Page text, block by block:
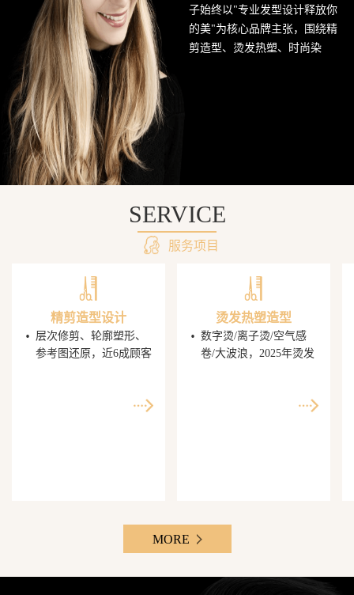
方
网
站
子始终以"专业发型设计释放你
的美"为核心品牌主张，围绕精
剪造型、烫发热塑、时尚染
SERVICE
服务项目
精剪造型设计
· 层次修剪、轮廓塑形、
参考图还原，近6成顾客
烫发热塑造型
· 数字烫/离子烫/空气感
卷/大波浪，2025年烫发
世代最爱分享的发型设
MORE